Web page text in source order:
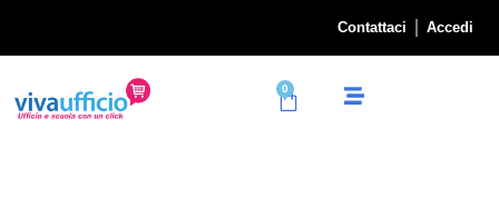
Contattaci Accedi
0